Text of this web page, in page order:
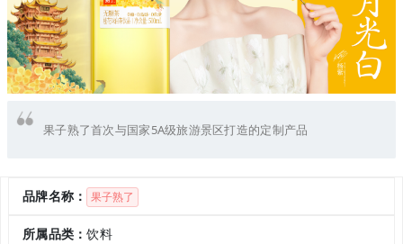
果子熟了首次与国家5A级旅游景区打造的定制产品
品牌名称： 果子熟了
所属品类：饮料